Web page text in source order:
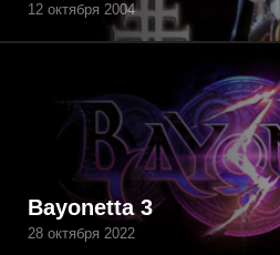
12 октября 2004
Bayonetta 3
28 октября 2022